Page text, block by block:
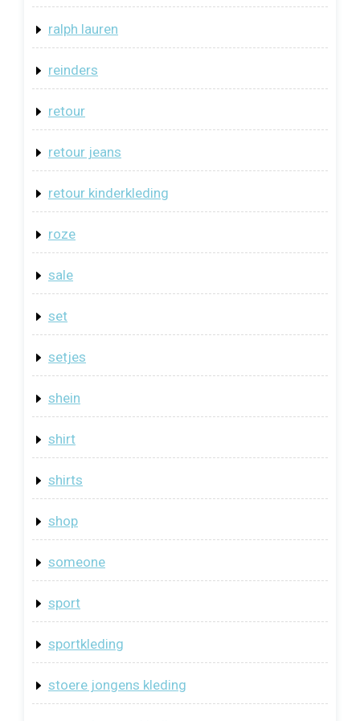
ralph lauren
reinders
retour
retour jeans
retour kinderkleding
roze
sale
set
setjes
shein
shirt
shirts
shop
someone
sport
sportkleding
stoere jongens kleding